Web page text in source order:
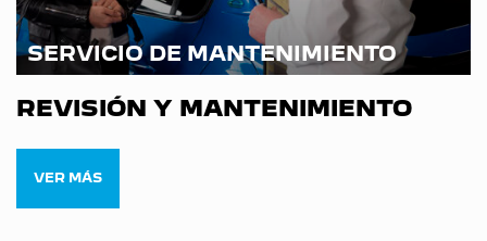
SERVICIO DE MANTENIMIENTO
REVISIÓN Y MANTENIMIENTO
VER MÁS